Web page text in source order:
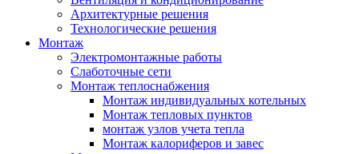
Архитектурные решения
Технологические решения
Монтаж
Электромонтажные работы
Слаботочные сети
Монтаж теплоснабжения
Монтаж индивидуальных котельных
Монтаж тепловых пунктов
монтаж узлов учета тепла
Монтаж калориферов и завес